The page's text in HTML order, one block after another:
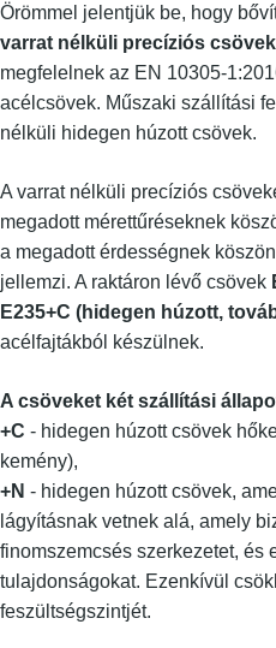
Örömmel jelentjük be, hogy
varrat nélküli precíziós csövek
megfelelnek az EN 10305-
acélcsövek. Műszaki szállítási
nélküli hidegen húzott csövek.
A varrat nélküli precíziós
megadott mérettűréseknek
a megadott érdességnek
jellemzi. A raktáron lévő csövek
E235+C (hidegen húzott,
acélfajtákból készülnek.
A csöveket két szállítási
+C - hidegen húzott csövek
kemény),
+N - hidegen húzott csövek,
lágyításnak vetnek alá, amely
finomszemcsés szerkezetet, és
tulajdonságokat. Ezenkívül
feszültségszintjét.